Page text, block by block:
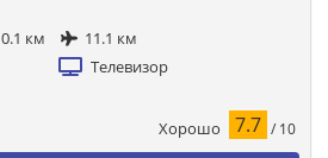
0.1 км
11.1 км
Телевизор
Хорошо 7.7 / 10